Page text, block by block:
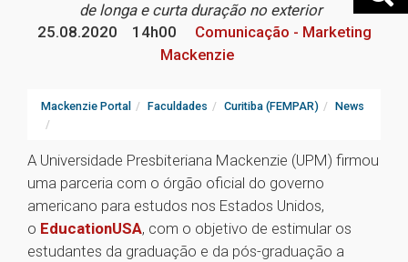
de longa e curta duração no exterior
25.08.2020
14h00
Comunicação - Marketing
Mackenzie
Mackenzie Portal Faculdades Curitiba (FEMPAR) News
A Universidade Presbiteriana Mackenzie (UPM) firmou
uma parceria com o órgão oficial do governo
americano para estudos nos Estados Unidos,
o EducationUSA, com o objetivo de estimular os
estudantes da graduação e da pós-graduação a